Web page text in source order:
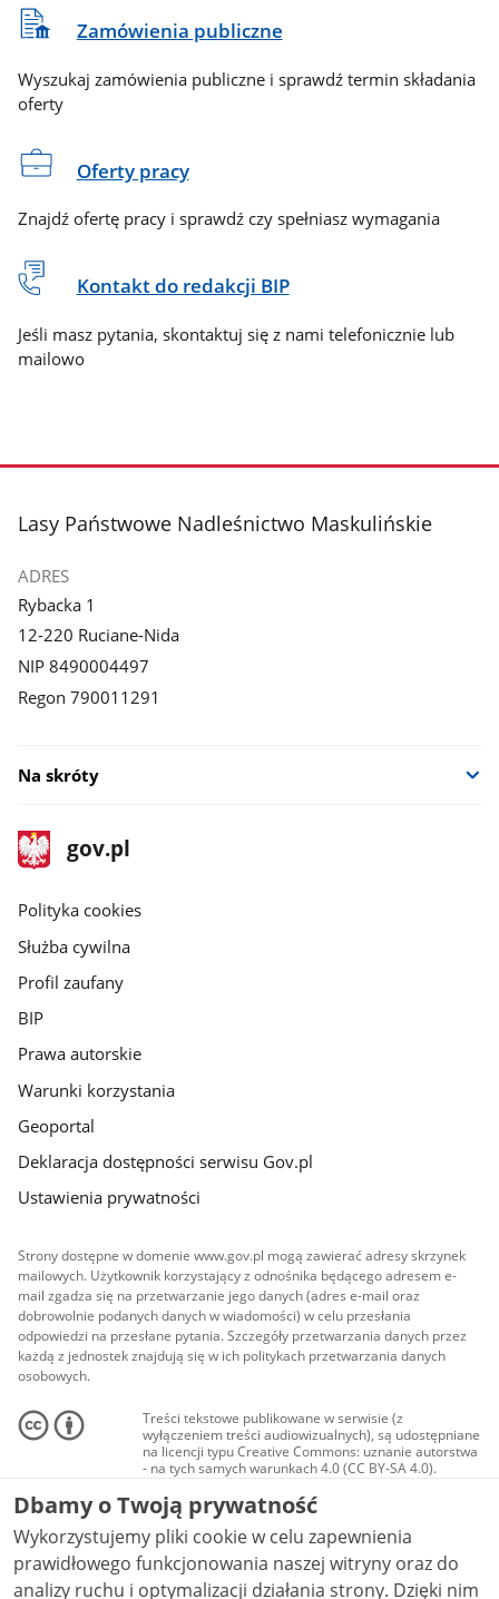
Zamówienia publiczne
Wyszukaj zamówienia publiczne i sprawdź termin składania
oferty
Oferty pracy
Znajdź ofertę pracy i sprawdź czy spełniasz wymagania
Kontakt do redakcji BIP
Jeśli masz pytania, skontaktuj się z nami telefonicznie lub
mailowo
stopka
Lasy Państwowe Nadleśnictwo Maskulińskie
ADRES
Rybacka 1
12-220 Ruciane-Nida
NIP 8490004497
Regon 790011291
Na skróty
stopka
gov.pl
Strona
gov.pl
gov.pl
Polityka cookies
Służba cywilna
Profil zaufany
BIP
Prawa autorskie
Warunki korzystania
Geoportal
Deklaracja dostępności serwisu Gov.pl
Ustawienia prywatności
Strony dostępne w domenie www.gov.pl mogą zawierać adresy skrzynek
mailowych. Użytkownik korzystający z odnośnika będącego adresem e-
mail zgadza się na przetwarzanie jego danych (adres e-mail oraz
dobrowolnie podanych danych w wiadomości) w celu przesłania
odpowiedzi na przesłane pytania. Szczegóły przetwarzania danych przez
każdą z jednostek znajdują się w ich politykach przetwarzania danych
osobowych.
Treści tekstowe publikowane w serwisie (z
wyłączeniem treści audiowizualnych), są udostępniane
na licencji typu Creative Commons: uznanie autorstwa
- na tych samych warunkach 4.0 (CC BY-SA 4.0).
Materiały audiowizualne, w tym zdjęcia, materiały
audio i wideo, są udostępniane na licencji typu
Creative Commons: uznanie autorstwa użycie
niekomercyjne - bez utworów zależnych 4.0 (CC BY-
NC-ND 4.0), o ile nie jest to stwierdzone inaczej.
Dbamy o Twoją prywatność
Wykorzystujemy pliki cookie w celu zapewnienia
prawidłowego funkcjonowania naszej witryny oraz do
analizy ruchu i optymalizacji działania strony. Dzięki nim